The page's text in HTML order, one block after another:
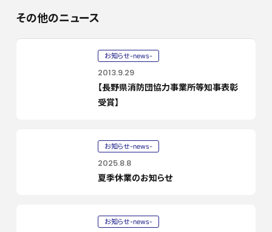
その他のニュース
お知らせ-news-
2013.9.29
【長野県消防団協力事業所等知事表彰
受賞】
お知らせ-news-
2025.8.8
夏季休業のお知らせ
お知らせ-news-